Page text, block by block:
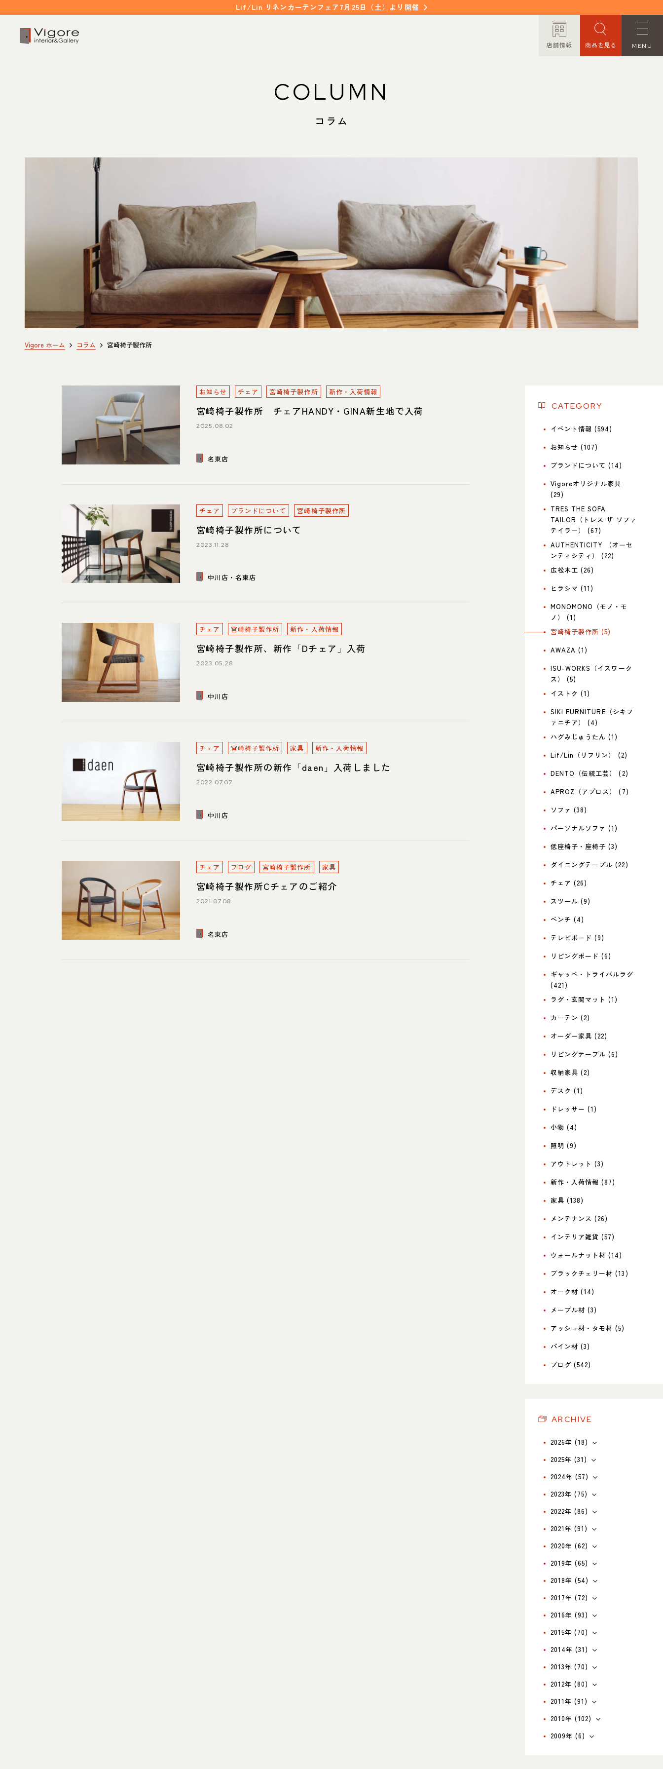
Lif/Lin リネンカーテンフェア7月25日（土）より開催
店舗情報 商品を見る MENU
CONCEPT
SHOP INFO
店舗情報
中川店
〒454-0825 名古屋市中川区好本町1-
107
Google map
名東店
住所
〒465-0057 名古屋市名東区陸前町26
Google map
営業時間
平日 11：00～18：00
COLUMN
コラム
Vigore ホーム コラム 宮崎椅子製作所
CATEGORY
イベント情報 (594)
お知らせ (107)
ブランドについて (14)
Vigoreオリジナル家具
(29)
TRES THE SOFA
TAILOR（トレス ザ ソファ
テイラー） (67)
AUTHENTICITY （オーセ
ンティシティ） (22)
広松木工 (26)
ヒラシマ (11)
MONOMONO（モノ・モ
ノ） (1)
宮崎椅子製作所 (5)
AWAZA (1)
ISU-WORKS（イスワーク
ス） (5)
イストク (1)
SIKI FURNITURE（シキフ
ァニチア） (4)
ハグみじゅうたん (1)
Lif/Lin（リフリン） (2)
DENTO（伝統工芸） (2)
APROZ（アプロス） (7)
ソファ (38)
パーソナルソファ (1)
低座椅子・座椅子 (3)
ダイニングテーブル (22)
チェア (26)
スツール (9)
ベンチ (4)
テレビボード (9)
リビングボード (6)
ギャッベ・トライバルラグ
(421)
ラグ・玄関マット (1)
カーテン (2)
オーダー家具 (22)
リビングテーブル (6)
収納家具 (2)
デスク (1)
ドレッサー (1)
小物 (4)
照明 (9)
アウトレット (3)
新作・入荷情報 (87)
家具 (138)
メンテナンス (26)
インテリア雑貨 (57)
ウォールナット材 (14)
ブラックチェリー材 (13)
オーク材 (14)
メープル材 (3)
アッシュ材・タモ材 (5)
パイン材 (3)
ブログ (542)
ARCHIVE
2026年 (18)
2025年 (31)
2024年 (57)
2023年 (75)
2022年 (86)
2021年 (91)
2020年 (62)
2019年 (65)
2018年 (54)
2017年 (72)
2016年 (93)
2015年 (70)
2014年 (31)
2013年 (70)
2012年 (80)
2011年 (91)
2010年 (102)
2009年 (6)
名東店
お知らせ チェア 宮崎椅子製作所 新作・入荷情報
宮崎椅子製作所 チェアHANDY・GINA新生地で入荷
2025.08.02
中川店・名東店
チェア ブランドについて 宮崎椅子製作所
宮崎椅子製作所について
2023.11.28
中川店
チェア 宮崎椅子製作所 新作・入荷情報
宮崎椅子製作所、新作「Dチェア」入荷
2023.05.28
中川店
チェア 宮崎椅子製作所 家具 新作・入荷情報
宮崎椅子製作所の新作「daen」入荷しました
2022.07.07
名東店
チェア ブログ 宮崎椅子製作所 家具
宮崎椅子製作所Cチェアのご紹介
2021.07.08